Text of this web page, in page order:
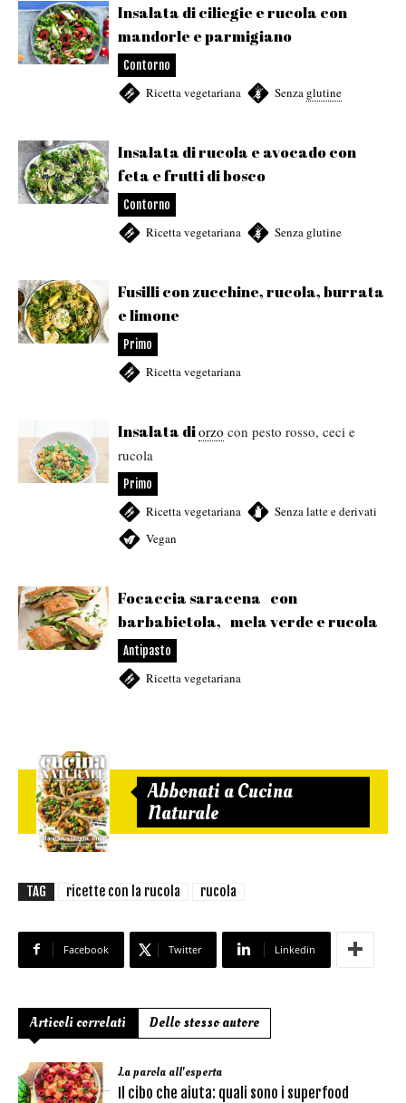
Insalata di ciliegie e rucola con
mandorle e parmigiano
Contorno
Ricetta vegetariana Senza glutine
Insalata di rucola e avocado con
feta e frutti di bosco
Contorno
Ricetta vegetariana Senza glutine
Fusilli con zucchine, rucola, burrata
e limone
Primo
Ricetta vegetariana
Insalata diorzo con pesto rosso, ceci e
rucola
Primo
Ricetta vegetariana Senza latte e derivati
Vegan
Focaccia saracena con
barbabietola, mela verde e rucola
Antipasto
Ricetta vegetariana
Abbonati a Cucina
Naturale
TAG ricette con la rucola rucola
Facebook Twitter Linkedin
Articoli correlati Dello stesso autore
La parola all'esperta
Il cibo che aiuta: quali sono i superfood